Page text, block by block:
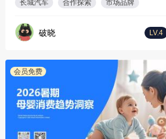
长城汽车 合作探索 市场品牌
破晓 LV.4
会员免费